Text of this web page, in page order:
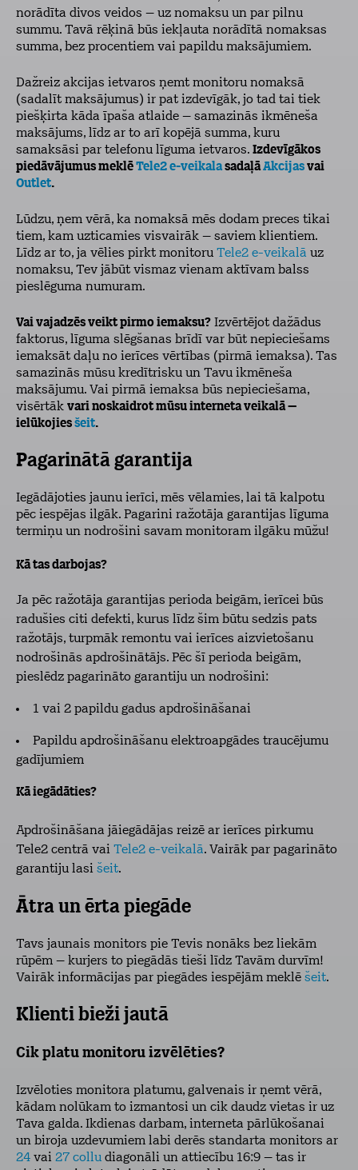
norādīta divos veidos – uz nomaksu un par pilnu
summu. Tavā rēķinā būs iekļauta norādītā nomaksas
summa, bez procentiem vai papildu maksājumiem.
Dažreiz akcijas ietvaros ņemt monitoru nomaksā
(sadalīt maksājumus) ir pat izdevīgāk, jo tad tai tiek
piešķirta kāda īpaša atlaide – samazinās ikmēneša
maksājums, līdz ar to arī kopējā summa, kuru
samaksāsi par telefonu līguma ietvaros. Izdevīgākos
piedāvājumus meklēTele2 e-veikalasadaļāAkcijasvai
Outlet.
Lūdzu, ņem vērā, ka nomaksā mēs dodam preces tikai
tiem, kam uzticamies visvairāk – saviem klientiem.
Līdz ar to, ja vēlies pirkt monitoru Tele2 e-veikalā uz
nomaksu, Tev jābūt vismaz vienam aktīvam balss
pieslēguma numuram.
Vai vajadzēs veikt pirmo iemaksu? Izvērtējot dažādus
faktorus, līguma slēgšanas brīdī var būt nepieciešams
iemaksāt daļu no ierīces vērtības (pirmā iemaksa). Tas
samazinās mūsu kredītrisku un Tavu ikmēneša
maksājumu. Vai pirmā iemaksa būs nepieciešama,
visērtāk vari noskaidrot mūsu interneta veikalā –
ielūkojiesšeit.
Pagarinātā garantija
Iegādājoties jaunu ierīci, mēs vēlamies, lai tā kalpotu
pēc iespējas ilgāk. Pagarini ražotāja garantijas līguma
termiņu un nodrošini savam monitoram ilgāku mūžu!
Kā tas darbojas?
Ja pēc ražotāja garantijas perioda beigām, ierīcei būs
radušies citi defekti, kurus līdz šim būtu sedzis pats
ražotājs, turpmāk remontu vai ierīces aizvietošanu
nodrošinās apdrošinātājs. Pēc šī perioda beigām,
pieslēdz pagarināto garantiju un nodrošini:
1 vai 2 papildu gadus apdrošināšanai
Papildu apdrošināšanu elektroapgādes traucējumu
gadījumiem
Kā iegādāties?
Apdrošināšana jāiegādājas reizē ar ierīces pirkumu
Tele2 centrā vai Tele2 e-veikalā. Vairāk par pagarināto
garantiju lasi šeit.
Ātra un ērta piegāde
Tavs jaunais monitors pie Tevis nonāks bez liekām
rūpēm – kurjers to piegādās tieši līdz Tavām durvīm!
Vairāk informācijas par piegādes iespējām meklē šeit.
Klienti bieži jautā
Cik platu monitoru izvēlēties?
Izvēloties monitora platumu, galvenais ir ņemt vērā,
kādam nolūkam to izmantosi un cik daudz vietas ir uz
Tava galda. Ikdienas darbam, interneta pārlūkošanai
un biroja uzdevumiem labi derēs standarta monitors ar
24 vai 27 collu diagonāli un attiecību 16:9 – tas ir